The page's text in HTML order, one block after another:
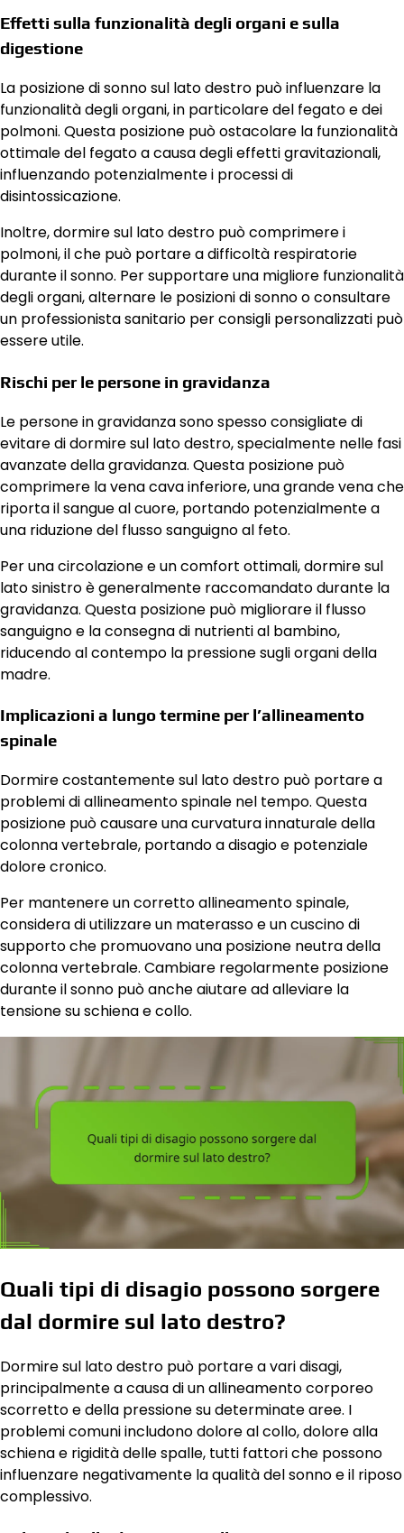
Effetti sulla funzionalità degli organi e sulla
digestione
La posizione di sonno sul lato destro può influenzare la
funzionalità degli organi, in particolare del fegato e dei
polmoni. Questa posizione può ostacolare la funzionalità
ottimale del fegato a causa degli effetti gravitazionali,
influenzando potenzialmente i processi di
disintossicazione.
Inoltre, dormire sul lato destro può comprimere i
polmoni, il che può portare a difficoltà respiratorie
durante il sonno. Per supportare una migliore funzionalità
degli organi, alternare le posizioni di sonno o consultare
un professionista sanitario per consigli personalizzati può
essere utile.
Rischi per le persone in gravidanza
Le persone in gravidanza sono spesso consigliate di
evitare di dormire sul lato destro, specialmente nelle fasi
avanzate della gravidanza. Questa posizione può
comprimere la vena cava inferiore, una grande vena che
riporta il sangue al cuore, portando potenzialmente a
una riduzione del flusso sanguigno al feto.
Per una circolazione e un comfort ottimali, dormire sul
lato sinistro è generalmente raccomandato durante la
gravidanza. Questa posizione può migliorare il flusso
sanguigno e la consegna di nutrienti al bambino,
riducendo al contempo la pressione sugli organi della
madre.
Implicazioni a lungo termine per l’allineamento
spinale
Dormire costantemente sul lato destro può portare a
problemi di allineamento spinale nel tempo. Questa
posizione può causare una curvatura innaturale della
colonna vertebrale, portando a disagio e potenziale
dolore cronico.
Per mantenere un corretto allineamento spinale,
considera di utilizzare un materasso e un cuscino di
supporto che promuovano una posizione neutra della
colonna vertebrale. Cambiare regolarmente posizione
durante il sonno può anche aiutare ad alleviare la
tensione su schiena e collo.
Quali tipi di disagio possono sorgere
dal dormire sul lato destro?
Dormire sul lato destro può portare a vari disagi,
principalmente a causa di un allineamento corporeo
scorretto e della pressione su determinate aree. I
problemi comuni includono dolore al collo, dolore alla
schiena e rigidità delle spalle, tutti fattori che possono
influenzare negativamente la qualità del sonno e il riposo
complessivo.